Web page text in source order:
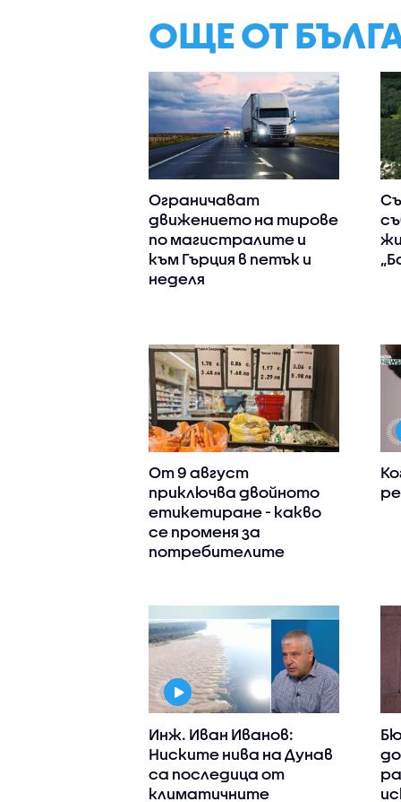
ОЩЕ ОТ
Ограничават
движението на тирове
по магистралите и
към Гърция в петък и
неделя
От 9 август
приключва двойното
етикетиране - какво
се променя за
потребителите
Инж. Иван Иванов:
Ниските нива на Дунав
са последица от
климатичните